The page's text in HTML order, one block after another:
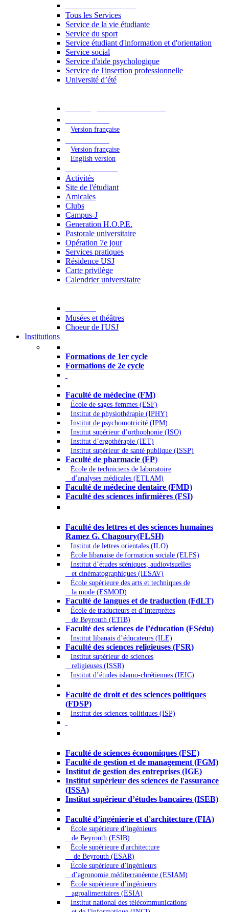
Tous les Services
Service de la vie étudiante
Service du sport
Service étudiant d'information et d'orientation
Service social
Service d'aide psychologique
Service de l'insertion professionnelle
Université d’été
Version française
Version française
English version
Activités
Site de l'étudiant
Amicales
Clubs
Campus-J
Generation H.O.P.E.
Pastorale universitaire
Opération 7e jour
Services pratiques
Résidence USJ
Carte privilège
Calendrier universitaire
Musées et théâtres
Choeur de l'USJ
Institutions
Formations de 1er cycle
Formations de 2e cycle
Faculté de médecine (FM)
École de sages-femmes (ESF)
Institut de physiothérapie (IPHY)
Institut de psychomotricité (IPM)
Institut supérieur d’orthophonie (ISO)
Institut d’ergothérapie (IET)
Institut supérieur de santé publique (ISSP)
Faculté de pharmacie (FP)
École de techniciens de laboratoire
d’analyses médicales (ETLAM)
Faculté de médecine dentaire (FMD)
Faculté des sciences infirmières (FSI)
Faculté des lettres et des sciences humaines
Ramez G. Chagoury(FLSH)
Institut de lettres orientales (ILO)
École libanaise de formation sociale (ELFS)
Institut d’études scéniques, audiovisuelles
et cinématographiques (IESAV)
École supérieure des arts et techniques de
la mode (ESMOD)
Faculté de langues et de traduction (FdLT)
École de traducteurs et d’interprètes
de Beyrouth (ETIB)
Faculté des sciences de l’éducation (FSédu)
Institut libanais d’éducateurs (ILE)
Faculté des sciences religieuses (FSR)
Institut supérieur de sciences
religieuses (ISSR)
Institut d’études islamo-chrétiennes (IEIC)
Faculté de droit et des sciences politiques
(FDSP)
Institut des sciences politiques (ISP)
Faculté de sciences économiques (FSE)
Faculté de gestion et de management (FGM)
Institut de gestion des entreprises (IGE)
Institut supérieur des sciences de l'assurance
(ISSA)
Institut supérieur d’études bancaires (ISEB)
Faculté d’ingénierie et d'architecture (FIA)
École supérieure d’ingénieurs
de Beyrouth (ESIB)
École supérieure d'architecture
de Beyrouth (ESAR)
École supérieure d’ingénieurs
d’agronomie méditerranéenne (ESIAM)
École supérieure d’ingénieurs
agroalimentaires (ESIA)
Institut national des télécommunications